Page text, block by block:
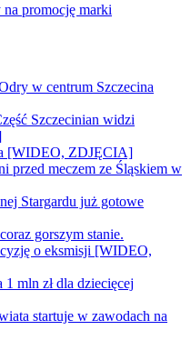
w centrum Szczecina
Szczecinian widzi
[WIDEO, ZDJĘCIA]
przed meczem ze Śląskiem w
Stargardu już gotowe
gorszym stanie.
o eksmisji [WIDEO,
1 mln zł dla dziecięcej
startuje w zawodach na